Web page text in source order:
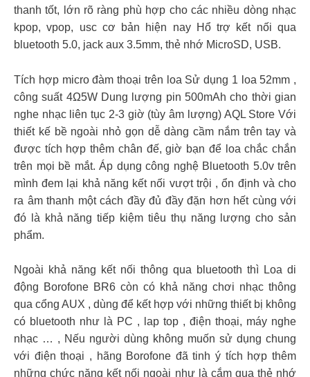
thanh tốt, lớn rõ ràng phù hợp cho các nhiều dòng nhạc
kpop, vpop, usc cơ bản hiện nay Hổ trợ kết nối qua
bluetooth 5.0, jack aux 3.5mm, thẻ nhớ MicroSD, USB.
Tích hợp micro đàm thoại trên loa Sử dụng 1 loa 52mm ,
công suất 4Ω5W Dung lượng pin 500mAh cho thời gian
nghe nhạc liên tục 2-3 giờ (tùy âm lượng) AQL Store Với
thiết kế bề ngoài nhỏ gọn dễ dàng cầm nắm trên tay và
được tích hợp thêm chân đế, giờ bạn để loa chắc chắn
trên mọi bề mắt. Áp dụng công nghệ Bluetooth 5.0v trên
mình đem lại khả năng kết nối vượt trội , ổn định và cho
ra âm thanh một cách đầy đủ đầy đặn hơn hết cùng với
đó là khả năng tiếp kiệm tiêu thụ năng lượng cho sản
phẩm.
Ngoài khả năng kết nối thông qua bluetooth thì Loa di
động Borofone BR6 còn có khả năng chơi nhạc thông
qua cổng AUX , dùng để kết hợp với những thiết bị không
có bluetooth như là PC , lap top , điện thoại, máy nghe
nhạc … , Nếu người dùng không muốn sử dụng chung
với điện thoại , hãng Borofone đã tinh ý tích hợp thêm
những chức năng kết nối ngoài như là cắm qua thẻ nhớ